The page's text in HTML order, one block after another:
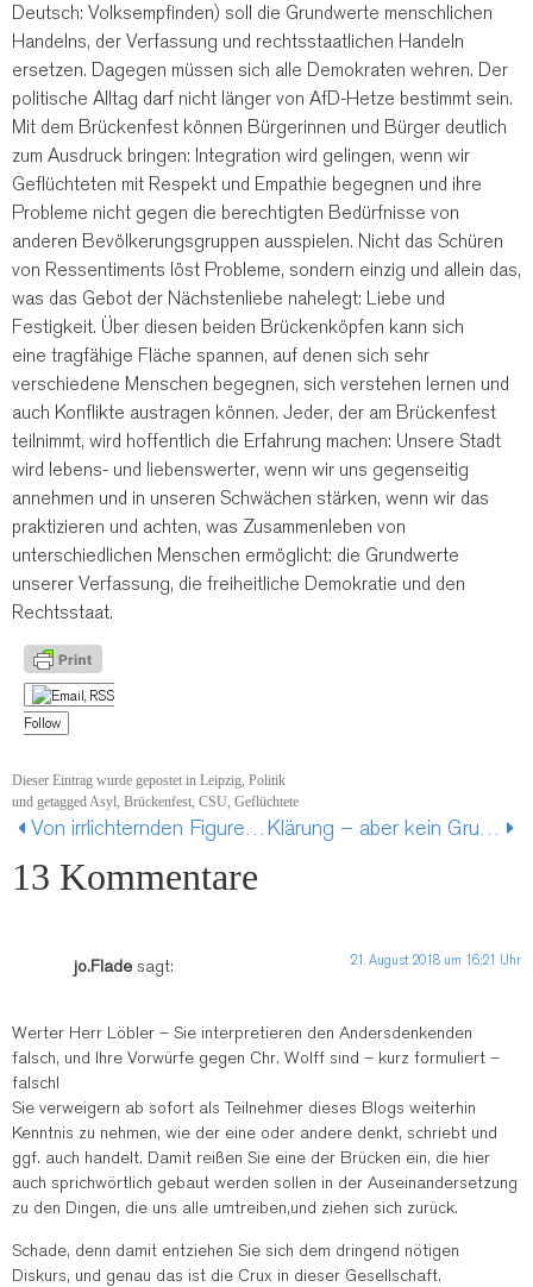
Deutsch: Volksempfinden) soll die Grundwerte menschlichen
Handelns, der Verfassung und rechtsstaatlichen Handeln
ersetzen. Dagegen müssen sich alle Demokraten wehren. Der
politische Alltag darf nicht länger von AfD-Hetze bestimmt sein.
Mit dem Brückenfest können Bürgerinnen und Bürger deutlich
zum Ausdruck bringen: Integration wird gelingen, wenn wir
Geflüchteten mit Respekt und Empathie begegnen und ihre
Probleme nicht gegen die berechtigten Bedürfnisse von
anderen Bevölkerungsgruppen ausspielen. Nicht das Schüren
von Ressentiments löst Probleme, sondern einzig und allein das,
was das Gebot der Nächstenliebe nahelegt: Liebe und
Festigkeit. Über diesen beiden Brückenköpfen kann sich
eine tragfähige Fläche spannen, auf denen sich sehr
verschiedene Menschen begegnen, sich verstehen lernen und
auch Konflikte austragen können. Jeder, der am Brückenfest
teilnimmt, wird hoffentlich die Erfahrung machen: Unsere Stadt
wird lebens- und liebenswerter, wenn wir uns gegenseitig
annehmen und in unseren Schwächen stärken, wenn wir das
praktizieren und achten, was Zusammenleben von
unterschiedlichen Menschen ermöglicht: die Grundwerte
unserer Verfassung, die freiheitliche Demokratie und den
Rechtsstaat.
Follow
Dieser Eintrag wurde gepostet in Leipzig, Politik
und getaggedAsyl, Brückenfest, CSU, Geflüchtete
Von irrlichternden Figuren und sozialdemokratischer Erleuchtung – doch wo bleibt sie? Klärung – aber kein Grund zur Überheblichkeit und Betulichkeit
13 Kommentare
jo.Flade sagt: 21. August 2018 um 16:21 Uhr
Werter Herr Löbler – Sie interpretieren den Andersdenkenden
falsch, und Ihre Vorwürfe gegen Chr. Wolff sind – kurz formuliert –
falsch!
Sie verweigern ab sofort als Teilnehmer dieses Blogs weiterhin
Kenntnis zu nehmen, wie der eine oder andere denkt, schriebt und
ggf. auch handelt. Damit reißen Sie eine der Brücken ein, die hier
auch sprichwörtlich gebaut werden sollen in der Auseinandersetzung
zu den Dingen, die uns alle umtreiben,und ziehen sich zurück.
Schade, denn damit entziehen Sie sich dem dringend nötigen
Diskurs, und genau das ist die Crux in dieser Gesellschaft.